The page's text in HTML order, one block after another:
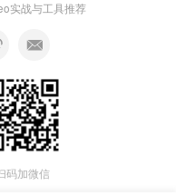
实战与工具推荐
码加微信